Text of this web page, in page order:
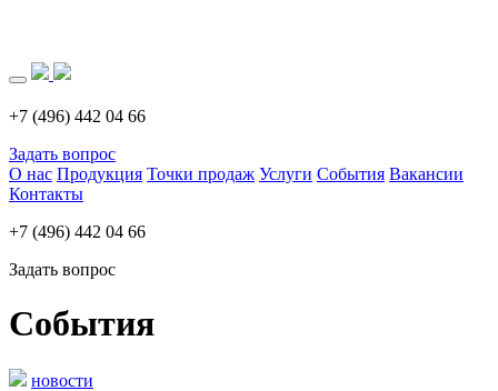
+7 (496) 442 04 66
Задать вопрос
О нас Продукция Точки продаж Услуги События Вакансии
Контакты
+7 (496) 442 04 66
Задать вопрос
События
новости